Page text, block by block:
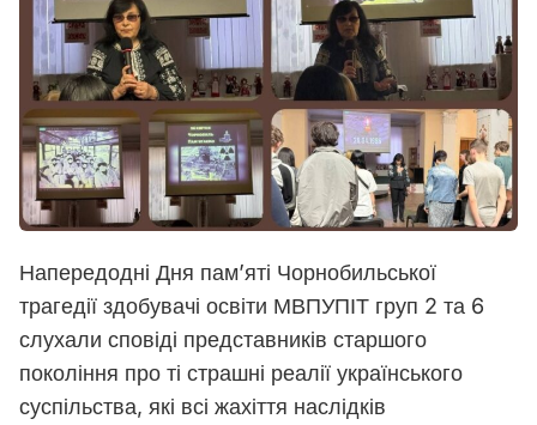
Напередодні Дня пам’яті Чорнобильської
трагедії здобувачі освіти МВПУПІТ груп 2 та 6
слухали сповіді представників старшого
покоління про ті страшні реалії українського
суспільства, які всі жахіття наслідків